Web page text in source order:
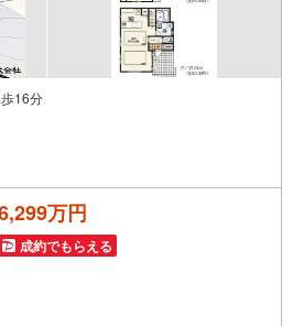
16分
万円
成約でもらえる